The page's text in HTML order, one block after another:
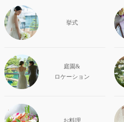
挙式
庭園&
ロケーション